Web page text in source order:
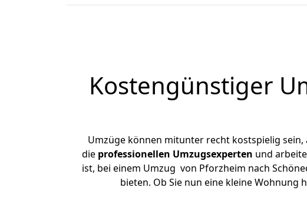
Kostengünstiger
Umzüge können mitunter recht kostspielig
die professionellen Umzugsexperten und
ist, bei einem Umzug von Pforzheim nach
bieten. Ob Sie nun eine kleine Wohnung